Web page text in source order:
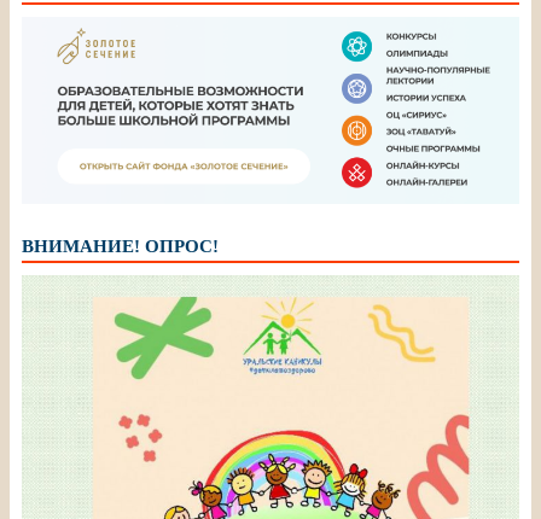
ВНИМАНИЕ! ОПРОС!